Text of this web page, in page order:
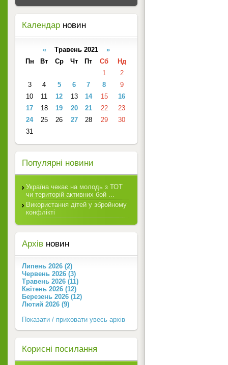
Календар новин
« Травень 2021 »
Пн
Вт Ср Чт Пт Сб
Нд
1
2
3
4 5 6 7 8
9
10
11 12 13 14 15
16
17
18 19 20 21 22
23
24
25 26 27 28 29
30
31
Популярні новини
Україна чекає на молодь з ТОТ
чи територій активних бой ...
Використання дітей у збройному
конфлікті
Архів новин
Липень 2026 (2)
Червень 2026 (3)
Травень 2026 (11)
Квітень 2026 (12)
Березень 2026 (12)
Лютий 2026 (9)
Показати / приховати увесь архів
Корисні посилання